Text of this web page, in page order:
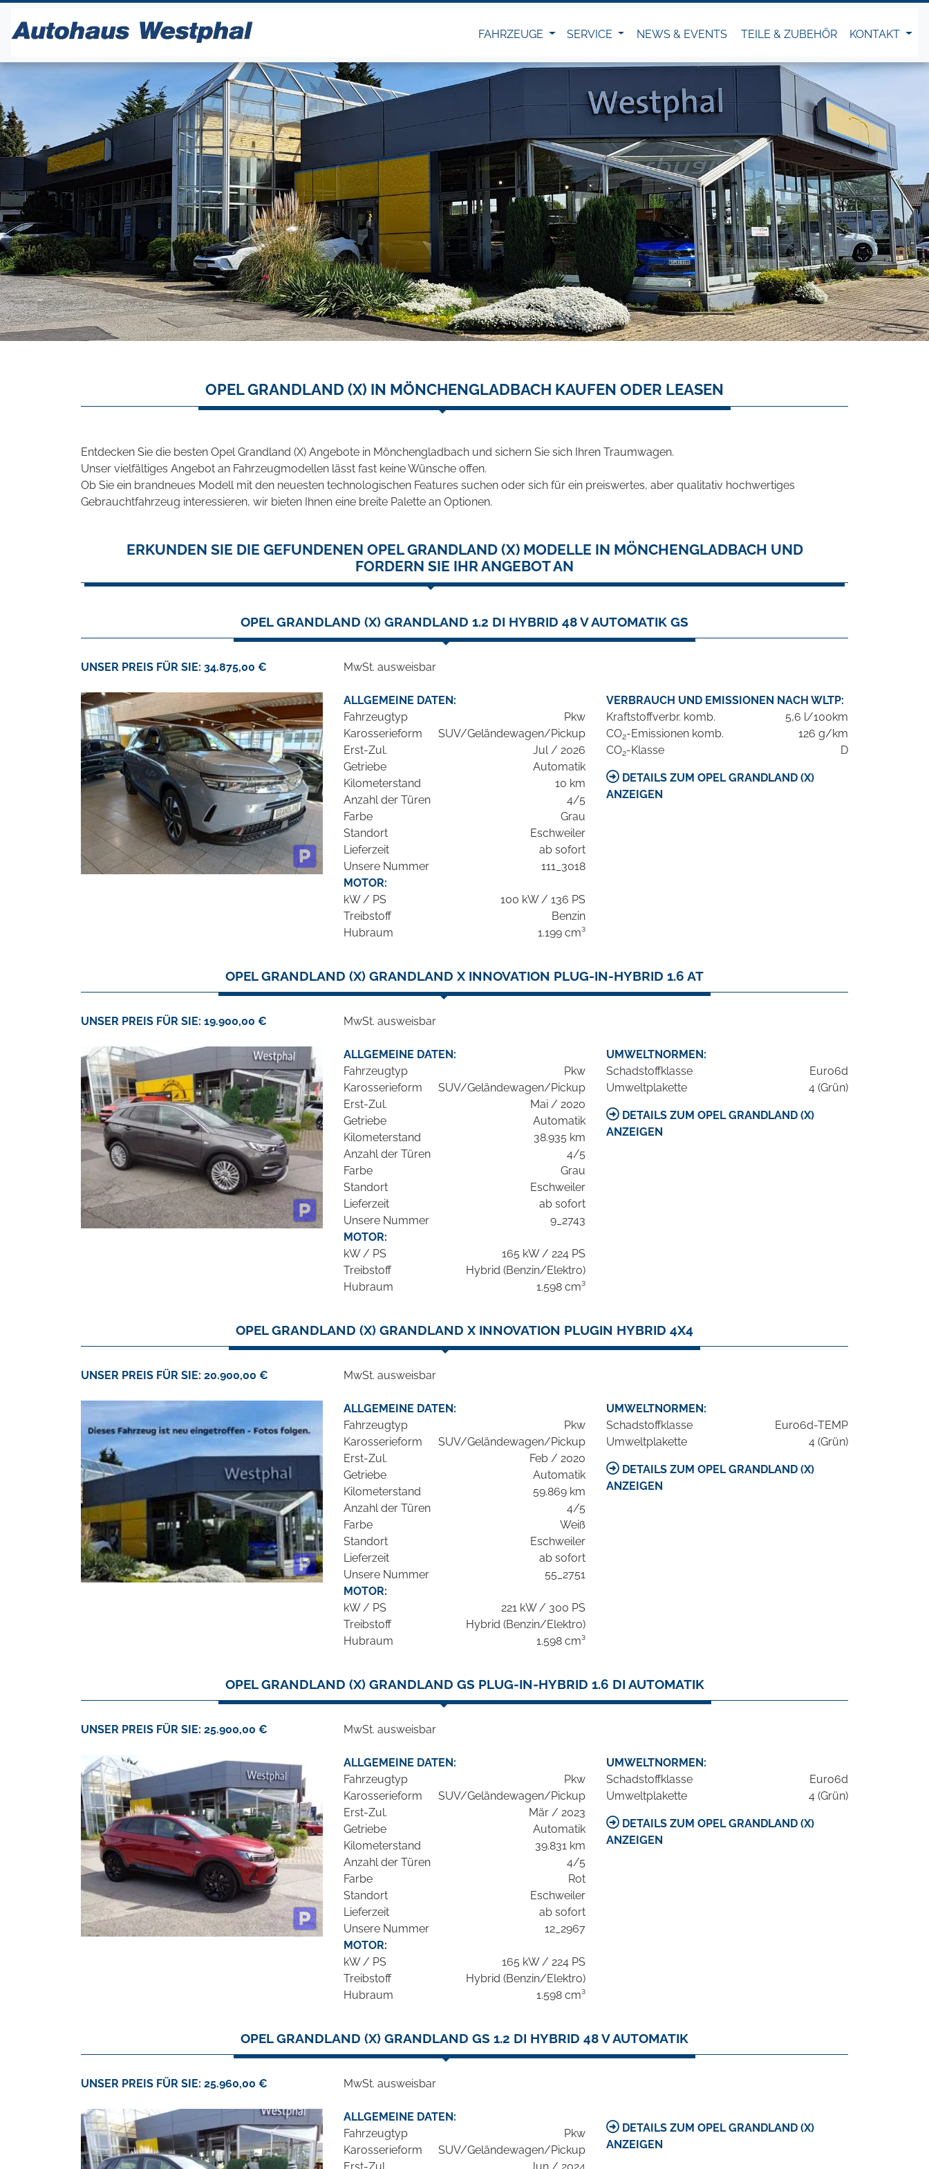
FAHRZEUGE SERVICE NEWS & EVENTS TEILE & ZUBEHÖR KONTAKT
OPEL GRANDLAND (X) IN MÖNCHENGLADBACH KAUFEN ODER LEASEN
Entdecken Sie die besten Opel Grandland (X) Angebote in Mönchengladbach und sichern Sie sich Ihren Traumwagen.
Unser vielfältiges Angebot an Fahrzeugmodellen lässt fast keine Wünsche offen.
Ob Sie ein brandneues Modell mit den neuesten technologischen Features suchen oder sich für ein preiswertes, aber qualitativ hochwertiges
Gebrauchtfahrzeug interessieren, wir bieten Ihnen eine breite Palette an Optionen.
ERKUNDEN SIE DIE GEFUNDENEN OPEL GRANDLAND (X) MODELLE IN MÖNCHENGLADBACH UND
FORDERN SIE IHR ANGEBOT AN
OPEL GRANDLAND (X) GRANDLAND 1.2 DI HYBRID 48 V AUTOMATIK GS
UNSER PREIS FÜR SIE: 34.875,00 € MwSt. ausweisbar
ALLGEMEINE DATEN:
Fahrzeugtyp
Pkw
Karosserieform
SUV/Geländewagen/Pickup
Erst-Zul.
Jul / 2026
Getriebe
Automatik
Kilometerstand
10 km
Anzahl der Türen
4/5
Farbe
Grau
Standort
Eschweiler
Lieferzeit
ab sofort
Unsere Nummer
111_3018
MOTOR:
kW / PS
100 kW / 136 PS
Treibstoff
Benzin
Hubraum
1.199 cm³
VERBRAUCH UND EMISSIONEN NACH WLTP:
Kraftstoffverbr. komb.
5,6 l/100km
CO2-Emissionen komb.
126 g/km
CO2-Klasse D
DETAILS ZUM OPEL GRANDLAND (X)
ANZEIGEN
OPEL GRANDLAND (X) GRANDLAND X INNOVATION PLUG-IN-HYBRID 1.6 AT
UNSER PREIS FÜR SIE: 19.900,00 € MwSt. ausweisbar
ALLGEMEINE DATEN:
Fahrzeugtyp
Pkw
Karosserieform
SUV/Geländewagen/Pickup
Erst-Zul.
Mai / 2020
Getriebe
Automatik
Kilometerstand
38.935 km
Anzahl der Türen
4/5
Farbe
Grau
Standort
Eschweiler
Lieferzeit
ab sofort
Unsere Nummer
9_2743
MOTOR:
kW / PS
165 kW / 224 PS
Treibstoff
Hybrid (Benzin/Elektro)
Hubraum
1.598 cm³
UMWELTNORMEN:
Schadstoffklasse
Euro6d
Umweltplakette
4 (Grün)
DETAILS ZUM OPEL GRANDLAND (X)
ANZEIGEN
OPEL GRANDLAND (X) GRANDLAND X INNOVATION PLUGIN HYBRID 4X4
UNSER PREIS FÜR SIE: 20.900,00 € MwSt. ausweisbar
ALLGEMEINE DATEN:
Fahrzeugtyp
Pkw
Karosserieform
SUV/Geländewagen/Pickup
Erst-Zul.
Feb / 2020
Getriebe
Automatik
Kilometerstand
59.869 km
Anzahl der Türen
4/5
Farbe
Weiß
Standort
Eschweiler
Lieferzeit
ab sofort
Unsere Nummer
55_2751
MOTOR:
kW / PS
221 kW / 300 PS
Treibstoff
Hybrid (Benzin/Elektro)
Hubraum
1.598 cm³
UMWELTNORMEN:
Schadstoffklasse
Euro6d-TEMP
Umweltplakette
4 (Grün)
DETAILS ZUM OPEL GRANDLAND (X)
ANZEIGEN
OPEL GRANDLAND (X) GRANDLAND GS PLUG-IN-HYBRID 1.6 DI AUTOMATIK
UNSER PREIS FÜR SIE: 25.900,00 € MwSt. ausweisbar
ALLGEMEINE DATEN:
Fahrzeugtyp
Pkw
Karosserieform
SUV/Geländewagen/Pickup
Erst-Zul.
Mär / 2023
Getriebe
Automatik
Kilometerstand
39.831 km
Anzahl der Türen
4/5
Farbe
Rot
Standort
Eschweiler
Lieferzeit
ab sofort
Unsere Nummer
12_2967
MOTOR:
kW / PS
165 kW / 224 PS
Treibstoff
Hybrid (Benzin/Elektro)
Hubraum
1.598 cm³
UMWELTNORMEN:
Schadstoffklasse
Euro6d
Umweltplakette
4 (Grün)
DETAILS ZUM OPEL GRANDLAND (X)
ANZEIGEN
OPEL GRANDLAND (X) GRANDLAND GS 1.2 DI HYBRID 48 V AUTOMATIK
UNSER PREIS FÜR SIE: 25.960,00 € MwSt. ausweisbar
ALLGEMEINE DATEN:
Fahrzeugtyp
Pkw
Karosserieform
SUV/Geländewagen/Pickup
DETAILS ZUM OPEL GRANDLAND (X)
ANZEIGEN